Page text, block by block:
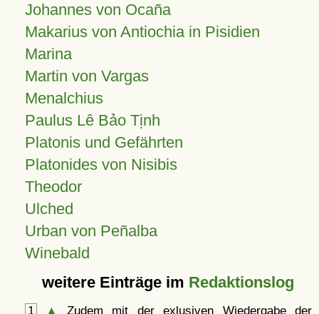
Johannes von Ocaña
Makarius von Antiochia in Pisidien
Marina
Martin von Vargas
Menalchius
Paulus Lê Bảo Tịnh
Platonis und Gefährten
Platonides von Nisibis
Theodor
Ulched
Urban von Peñalba
Winebald
weitere Einträge im Redaktionslog
1 ▲
Zudem mit der exlusiven Wiedergabe der